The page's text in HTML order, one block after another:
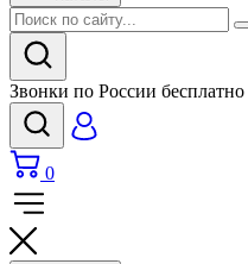
Звонки по России бесплатно
0